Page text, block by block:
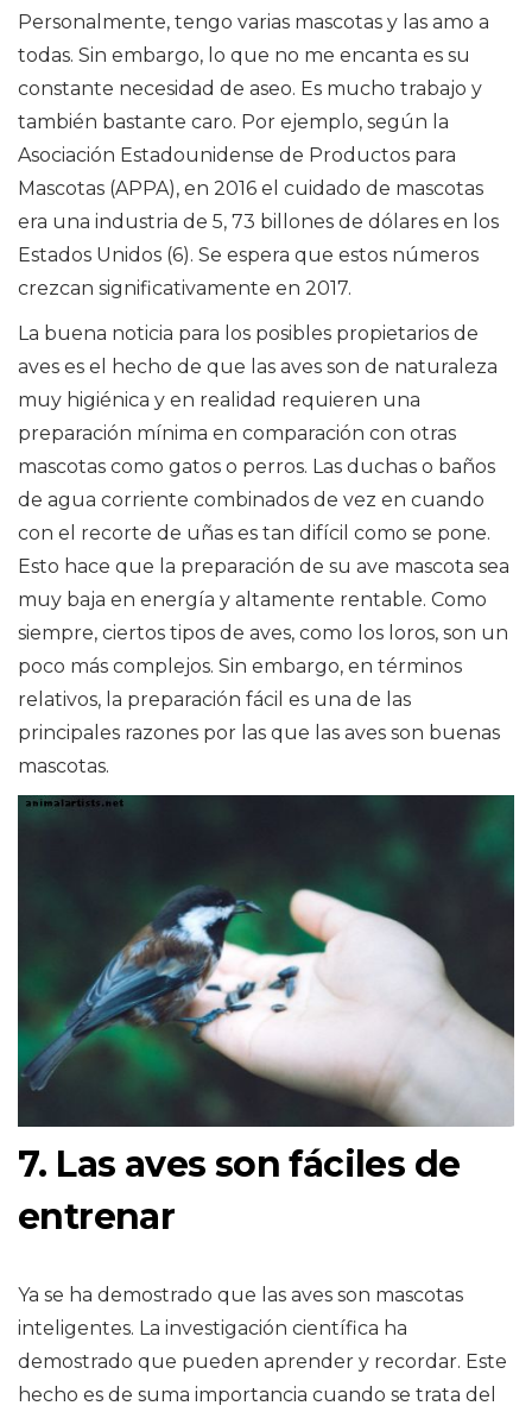
Personalmente, tengo varias mascotas y las amo a
todas. Sin embargo, lo que no me encanta es su
constante necesidad de aseo. Es mucho trabajo y
también bastante caro. Por ejemplo, según la
Asociación Estadounidense de Productos para
Mascotas (APPA), en 2016 el cuidado de mascotas
era una industria de 5, 73 billones de dólares en los
Estados Unidos (6). Se espera que estos números
crezcan significativamente en 2017.
La buena noticia para los posibles propietarios de
aves es el hecho de que las aves son de naturaleza
muy higiénica y en realidad requieren una
preparación mínima en comparación con otras
mascotas como gatos o perros. Las duchas o baños
de agua corriente combinados de vez en cuando
con el recorte de uñas es tan difícil como se pone.
Esto hace que la preparación de su ave mascota sea
muy baja en energía y altamente rentable. Como
siempre, ciertos tipos de aves, como los loros, son un
poco más complejos. Sin embargo, en términos
relativos, la preparación fácil es una de las
principales razones por las que las aves son buenas
mascotas.
7. Las aves son fáciles de
entrenar
Ya se ha demostrado que las aves son mascotas
inteligentes. La investigación científica ha
demostrado que pueden aprender y recordar. Este
hecho es de suma importancia cuando se trata del